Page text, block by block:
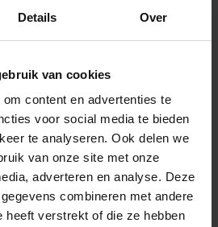
Details Over
van cookies
content en advertenties te
voor social media te bieden
te analyseren. Ook delen we
van onze site met onze
adverteren en analyse. Deze
combineren met andere
heeft verstrekt of die ze hebben
is waarschijnlijk al weg
om kans te maken. Met
niet →